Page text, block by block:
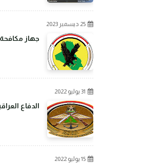
25 ديسمبر 2023
جهاز
31 يوليو 2022
الدفاع
15 يوليو 2022